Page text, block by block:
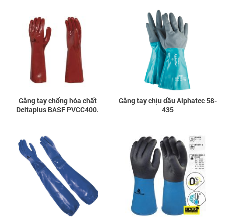
Găng tay chống hóa chất
Deltaplus BASF PVCC400.
Găng tay chịu dầu Alphatec 58-
435